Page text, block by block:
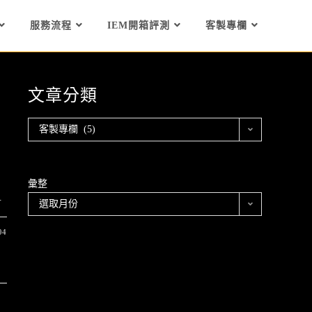
服務流程 IEM開箱評測 客製專欄
文章分類
客製專欄 (5)
彙整
選取月份